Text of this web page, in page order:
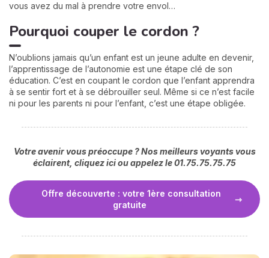
vous avez du mal à prendre votre envol…
Pourquoi couper le cordon ?
N’oublions jamais qu’un enfant est un jeune adulte en devenir,
l’apprentissage de l’autonomie est une étape clé de son
éducation. C’est en coupant le cordon que l’enfant apprendra
à se sentir fort et à se débrouiller seul. Même si ce n’est facile
ni pour les parents ni pour l’enfant, c’est une étape obligée.
Votre avenir vous préoccupe ? Nos meilleurs voyants vous
éclairent, cliquez ici ou appelez le 01.75.75.75.75
Offre découverte : votre 1ère consultation
gratuite